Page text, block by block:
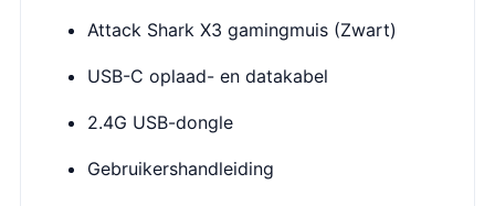
Attack Shark X3 gamingmuis (Zwart)
USB-C oplaad- en datakabel
2.4G USB-dongle
Gebruikershandleiding